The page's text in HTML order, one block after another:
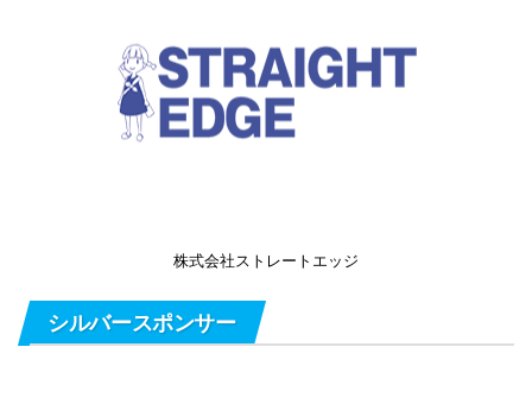
株式会社ストレートエッジ
シルバースポンサー